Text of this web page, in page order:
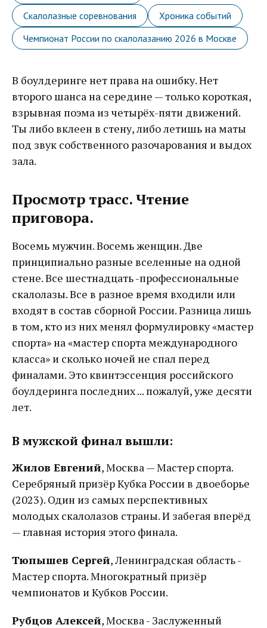
Скалолазные соревнования
Хроника событий
Чемпионат России по скалолазанию 2026 в Москве
В боулдеринге нет права на ошибку. Нет
второго шанса на середине — только короткая,
взрывная поэма из четырёх-пяти движений.
Ты либо вклеен в стену, либо летишь на маты
под звук собственного разочарования и выдох
зала.
Просмотр трасс. Чтение
приговора.
Восемь мужчин. Восемь женщин. Две
принципиально разные вселенные на одной
стене. Все шестнадцать -профессиональные
скалолазы. Все в разное время входили или
входят в состав сборной России. Разница лишь
в том, кто из них менял формулировку «мастер
спорта» на «мастер спорта международного
класса» и сколько ночей не спал перед
финалами. Это квинтэссенция российского
боулдеринга последних ... пожалуй, уже десяти
лет.
В мужской финал вышли:
Жилов Евгений, Москва — Мастер спорта.
Серебряный призёр Кубка России в двоеборье
(2023). Один из самых перспективных
молодых скалолазов страны. И забегая вперёд
— главная история этого финала.
Тюпышев Сергей, Ленинградская область -
Мастер спорта. Многократный призёр
чемпионатов и Кубков России.
Рубцов Алексей, Москва - Заслуженный